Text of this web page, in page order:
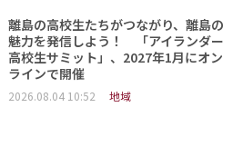
離島の高校生たちがつながり、離島の
魅力を発信しよう！ 「アイランダー
高校生サミット」、2027年1月にオン
ラインで開催
2026.08.04 10:52 地域